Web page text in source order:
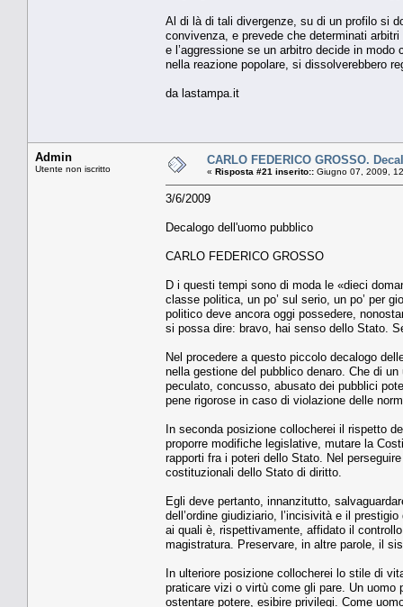
Al di là di tali divergenze, su di un profilo si
convivenza, e prevede che determinati
e l’aggressione se un arbitro decide in
nella reazione popolare, si dissolverebbero
da lastampa.it
Admin
Utente non iscritto
CARLO FEDERICO GROSSO.
« Risposta #21 inserito:: Giugno 07, 2009,
3/6/2009
Decalogo dell'uomo pubblico
CARLO FEDERICO GROSSO
D i questi tempi sono di moda le «dieci
classe politica, un po’ sul serio, un po’ per
politico deve ancora oggi possedere,
si possa dire: bravo, hai senso dello Stato.
Nel procedere a questo piccolo decalogo
nella gestione del pubblico denaro. Che di
peculato, concusso, abusato dei pubblici
pene rigorose in caso di violazione delle
In seconda posizione collocherei il rispetto
proporre modifiche legislative, mutare la
rapporti fra i poteri dello Stato. Nel
costituzionali dello Stato di diritto.
Egli deve pertanto, innanzitutto,
dell’ordine giudiziario, l’incisività e il
ai quali è, rispettivamente, affidato il
magistratura. Preservare, in altre parole, il
In ulteriore posizione collocherei lo stile di
praticare vizi o virtù come gli pare. Un uomo
ostentare potere, esibire privilegi. Come